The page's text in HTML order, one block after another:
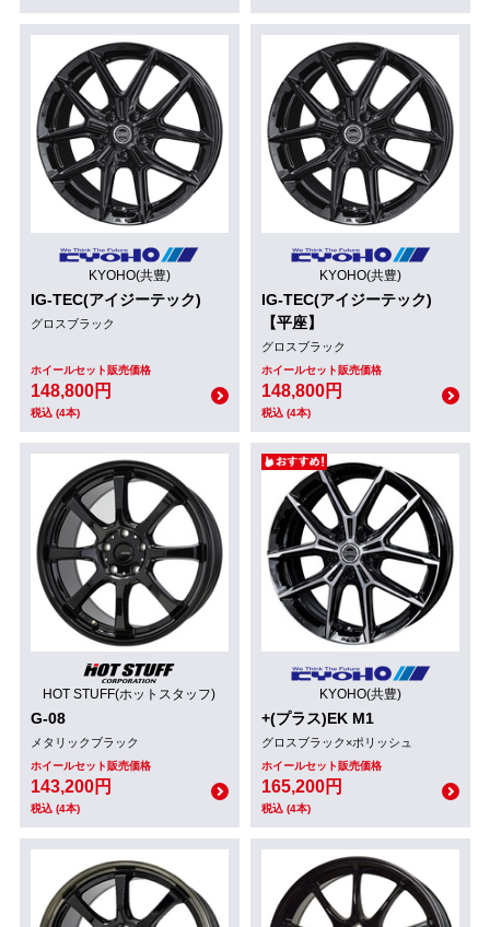
KYOHO(共豊)
IG-TEC(アイジーテック)
グロスブラック
ホイールセット販売価格
148,800円
税込 (4本)
KYOHO(共豊)
IG-TEC(アイジーテック)
【平座】
グロスブラック
ホイールセット販売価格
148,800円
税込 (4本)
HOT STUFF(ホットスタッフ)
G-08
メタリックブラック
ホイールセット販売価格
143,200円
税込 (4本)
KYOHO(共豊)
+(プラス)EK M1
グロスブラック×ポリッシュ
ホイールセット販売価格
165,200円
税込 (4本)